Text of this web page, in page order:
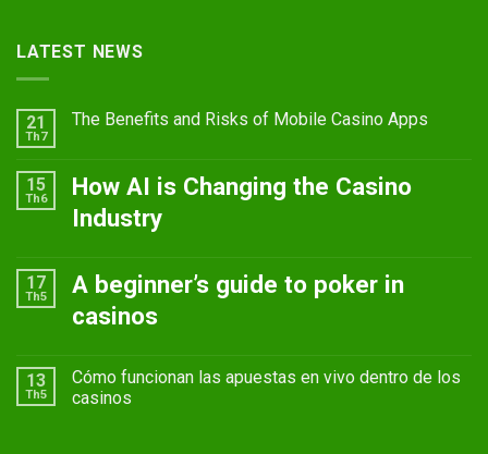
LATEST NEWS
21
Th7
The Benefits and Risks of Mobile Casino Apps
15
Th6
How AI is Changing the Casino
Industry
17
Th5
A beginner’s guide to poker in
casinos
13
Th5
Cómo funcionan las apuestas en vivo dentro de los
casinos